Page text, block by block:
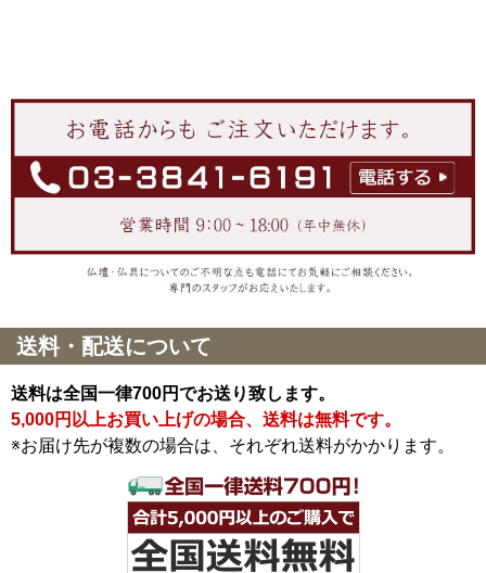
送料・配送について
送料は全国一律700円でお送り致します。
5,000円以上お買い上げの場合、送料は無料です。
※お届け先が複数の場合は、それぞれ送料がかかります。